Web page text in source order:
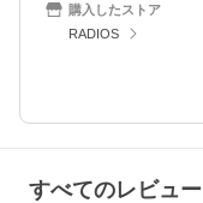
購入したストア
RADIOS
すべてのレビュー